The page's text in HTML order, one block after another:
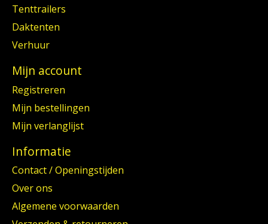
Tenttrailers
Daktenten
Verhuur
Mijn account
Registreren
Mijn bestellingen
Mijn verlanglijst
Informatie
Contact / Openingstijden
Over ons
Algemene voorwaarden